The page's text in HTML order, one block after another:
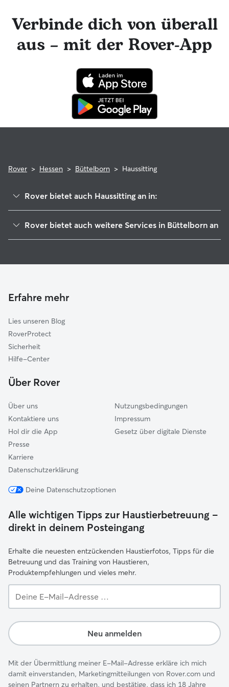
engagierte Rover-Team ist für dich da und dein Haussitter
hat die Möglichkeit, professionelle tierärztliche Beratung in
Anspruch zu nehmen. Im seltenen Fall eines Problems
während der Buchung kannst du beruhigt sein, denn dein
für tierärztliche Behandlungen erstattet.
Verbinde dich von überall
aus – mit der Rover-App
Rover > Hessen > Büttelborn > Haussitting
Rover bietet auch Haussitting an in:
Nauheim
Mörfelden-Walldorf
Darmstadt
Erzhausen
Rüsselsheim
Raunheim
Rover bietet auch weitere Services in Büttelborn an
Gassi-Service in Büttelborn
Erfahre mehr
Lies unseren Blog
RoverProtect
Sicherheit
Hilfe-Center
Über Rover
Über uns
Kontaktiere uns
Hol dir die App
Presse
Karriere
Datenschutzerklärung
Nutzungsbedingungen
Impressum
Gesetz über digitale Dienste
Deine Datenschutzoptionen
Alle wichtigen Tipps zur Haustierbetreuung –
direkt in deinem Posteingang
Erhalte die neuesten entzückenden Haustierfotos, Tipps für die
Betreuung und das Training von Haustieren,
Produktempfehlungen und vieles mehr.
E-
Adresse …
Neu anmelden
Mit der Übermittlung meiner E-Mail-Adresse erkläre ich mich
damit einverstanden, Marketingmitteilungen von Rover.com und
seinen Partnern zu erhalten, und bestätige, dass ich 18 Jahre